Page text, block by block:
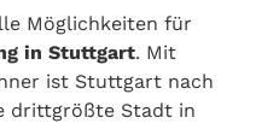
Möglichkeiten für
in Stuttgart. Mit
ist Stuttgart nach
drittgrößte Stadt in